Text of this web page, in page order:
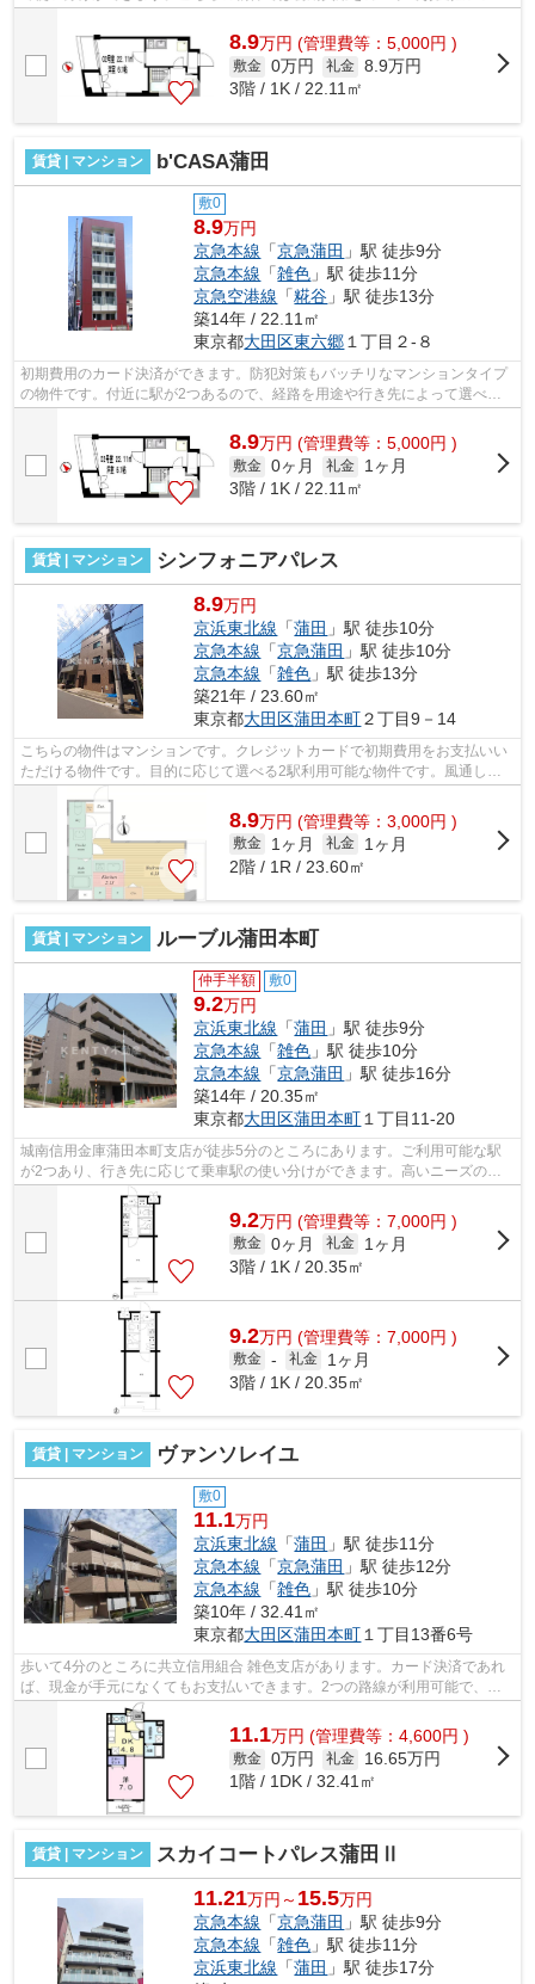
だけます。特徴的な外観と洗練された設...
8.9万円 (管理費等：5,000円 )
敷金 0万円 礼金 8.9万円
3階 / 1K / 22.11㎡
賃貸 | マンション b'CASA蒲田
敷0
8.9万円
京急本線 「京急蒲田 」駅 徒歩9分
京急本線 「雑色 」駅 徒歩11分
京急空港線 「糀谷 」駅 徒歩13分
築14年 / 22.11㎡
東京都大田区東六郷 １丁目２-８
初期費用のカード決済ができます。防犯対策もバッチリなマンションタイプ
の物件です。付近に駅が2つあるので、経路を用途や行き先によって選べる
物件です。物件は通風良好な空間です。...
8.9万円 (管理費等：5,000円 )
敷金 0ヶ月 礼金
1ヶ月
3階 / 1K / 22.11㎡
賃貸 | マンション シンフォニアパレス
8.9万円
京浜東北線 「蒲田 」駅 徒歩10分
京急本線 「京急蒲田 」駅 徒歩10分
京急本線 「雑色 」駅 徒歩13分
築21年 / 23.60㎡
東京都大田区蒲田本町２丁目9－14
こちらの物件はマンションです。クレジットカードで初期費用をお支払いい
ただける物件です。目的に応じて選べる2駅利用可能な物件です。風通しが
良好なので、夏も涼しい風がはいってき...
8.9万円 (管理費等：3,000円 )
敷金 1ヶ月 礼金
1ヶ月
2階 / 1R / 23.60㎡
賃貸 | マンション ルーブル蒲田本町
仲手半額 敷0
9.2万円
京浜東北線 「蒲田 」駅 徒歩9分
京急本線 「雑色 」駅 徒歩10分
京急本線 「京急蒲田 」駅 徒歩16分
築14年 / 20.35㎡
東京都大田区蒲田本町 １丁目11-20
城南信用金庫蒲田本町支店が徒歩5分のところにあります。ご利用可能な駅
が2つあり、行き先に応じて乗車駅の使い分けができます。高いニーズのあ
る、駅徒歩9分の物件です。駅まで平坦な...
9.2万円 (管理費等：7,000円 )
敷金 0ヶ月 礼金
1ヶ月
3階 / 1K / 20.35㎡
9.2万円 (管理費等：7,000円 )
敷金 - 礼金
1ヶ月
3階 / 1K / 20.35㎡
賃貸 | マンション ヴァンソレイユ
敷0
11.1万円
京浜東北線 「蒲田 」駅 徒歩11分
京急本線 「京急蒲田 」駅 徒歩12分
京急本線 「雑色 」駅 徒歩10分
築10年 / 32.41㎡
東京都大田区蒲田本町 １丁目13番6号
歩いて4分のところに共立信用組合 雑色支店があります。カード決済であれ
ば、現金が手元になくてもお支払いできます。2つの路線が利用可能で、ど
ちらかの路線にトラブルがあっても別ル...
11.1万円 (管理費等：4,600円 )
敷金 0万円 礼金
16.65万円
1階 / 1DK / 32.41㎡
賃貸 | マンション スカイコートパレス蒲田Ⅱ
11.21万円～ 15.5万円
京急本線 「京急蒲田 」駅 徒歩9分
京急本線 「雑色 」駅 徒歩11分
京浜東北線 「蒲田 」駅 徒歩17分